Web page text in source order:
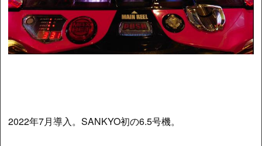
2022年7月導入。SANKYO初の6.5号機。